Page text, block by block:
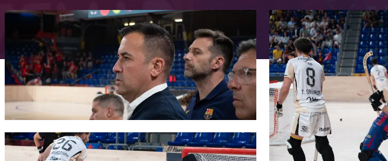
FC Barcelona club badge
FC Barcelona club badge
FC Barcelona club badge